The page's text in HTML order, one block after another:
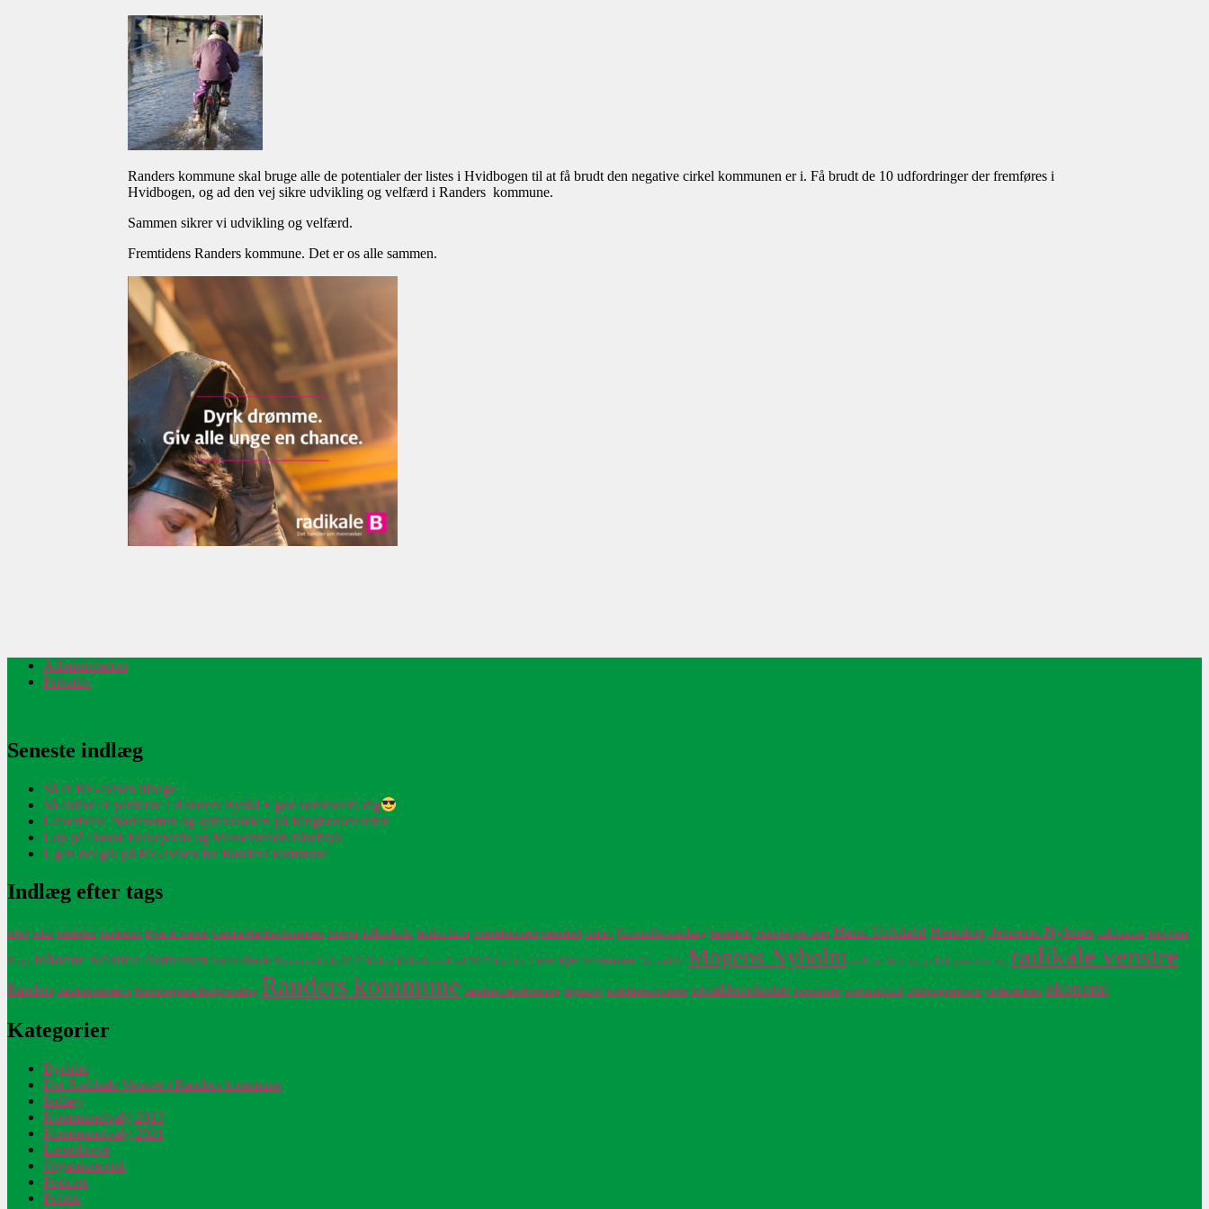
Randers kommune skal bruge alle de potentialer der listes i Hvidbogen til at få brudt den negative cirkel kommunen er i. Få brudt de 10 udfordringer der fremføres i
Hvidbogen, og ad den vej sikre udvikling og velfærd i Randers kommune.
Sammen sikrer vi udvikling og velfærd.
Fremtidens Randers kommune. Det er os alle sammen.
Administration
Privatliv
Seneste indlæg
Så er RV-avisen tilbage
Så aktive er partierne i Randers Byråd + god sommer til dig
Læserbrev: Narresutten og syltekrukken på Ringboulevarden
Lup på Dansk Folkepartis og Messersmidts håndtryk
Ugen der gik på RV-avisen for Randers kommune
Indlæg efter tags
2016 bilka bredbånd butiksdød Byen til vandet Camilla Martine Johannsen Europa folkeskole fredes farm fremtidens arbejdsmarked Galleri Generalforsamling handelsliv Hans Jørgen Dam Hans Toftdahl Henning Jensens Nyhuus inklusion Jens Peter
Krog Johanne Kristine Asmussen Karin Blach Kommunalvalg 2013 Kultur Kulturhovedstad 2017 landsby Lone Kjær Kristensen lån midtby Mogens Nyholm nedklassificering politik privatisering radikale venstre
Randers Randers Amtsavis Randersegnens Boligforening Randers kommune Randers Lærerforening regnskov socialdemokraterne socialdemokratiet storcenteret svømmebad Udlignignsreform velfærdslisten økonomi
Kategorier
Byrådet
Det Radikale Venstre i Randers kommune
Indlæg
Kommunalvalg 2013
Kommunalvalg 2021
Læserbreve
Organisatorisk
Podcast
Politik